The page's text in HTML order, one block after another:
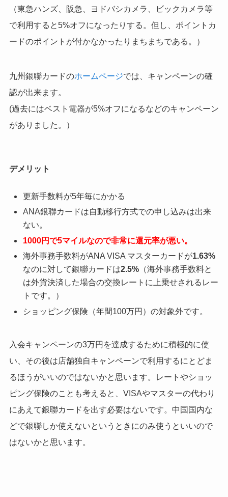
（東急ハンズ、阪急、ヨドバシカメラ、ビックカメラ等
で利用すると5%オフになったりする。但し、ポイントカ
ードのポイントが付かなかったりまちまちである。）
九州銀聯カードのホームページでは、キャンペーンの確
認が出来ます。
(過去にはベスト電器が5%オフになるなどのキャンペーン
がありました。）
デメリット
更新手数料が5年毎にかかる
ANA銀聯カードは自動移行方式での申し込みは出来
ない。
1000円で5マイルなので非常に還元率が悪い。
海外事務手数料がANA VISA マスターカードが1.63%
なのに対して銀聯カードは2.5%（海外事務手数料と
は外貨決済した場合の交換レートに上乗せされるレー
トです。）
ショッピング保険（年間100万円）の対象外です。
入会キャンペーンの3万円を達成するために積極的に使
い、その後は店舗独自キャンペーンで利用するにとどま
るほうがいいのではないかと思います。レートやショッ
ピング保険のことも考えると、VISAやマスターの代わり
にあえて銀聯カードを出す必要はないです。中国国内な
どで銀聯しか使えないというときにのみ使うといいので
はないかと思います。